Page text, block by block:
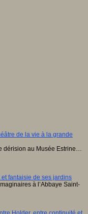
de la vie à la grande
dérision au Musée Estrine…
fantaisie de ses jardins
à l’Abbaye Saint-